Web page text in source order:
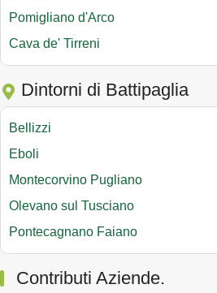
Pomigliano d'Arco
Cava de' Tirreni
Dintorni di Battipaglia
Bellizzi
Eboli
Montecorvino Pugliano
Olevano sul Tusciano
Pontecagnano Faiano
Contributi Aziende.